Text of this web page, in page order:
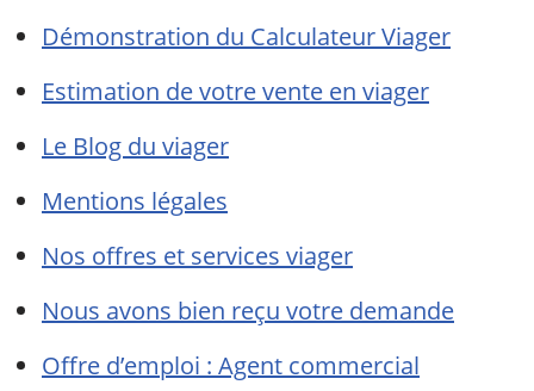
Démonstration du Calculateur Viager
Estimation de votre vente en viager
Le Blog du viager
Mentions légales
Nos offres et services viager
Nous avons bien reçu votre demande
Offre d’emploi : Agent commercial